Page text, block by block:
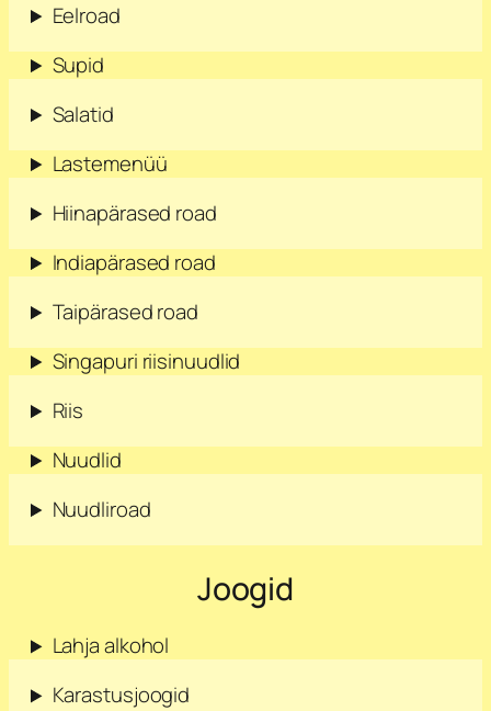
Eelroad
Supid
Salatid
Lastemenüü
Hiinapärased road
Indiapärased road
Taipärased road
Singapuri riisinuudlid
Riis
Nuudlid
Nuudliroad
Joogid
Lahja alkohol
Karastusjoogid